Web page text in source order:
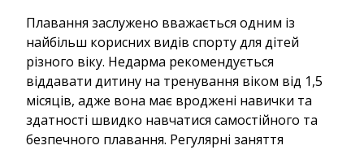
Плавання заслужено вважається одним із
найбільш корисних видів спорту для дітей
різного віку. Недарма рекомендується
віддавати дитину на тренування віком від 1,5
місяців, адже вона має вроджені навички та
здатності швидко навчатися самостійного та
безпечного плавання. Регулярні заняття